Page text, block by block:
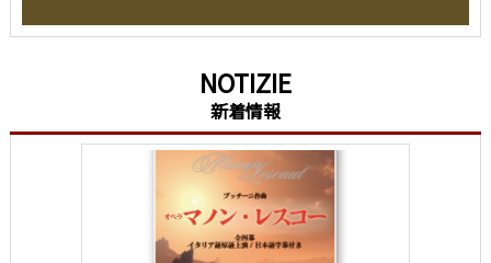
NOTIZIE
新着情報